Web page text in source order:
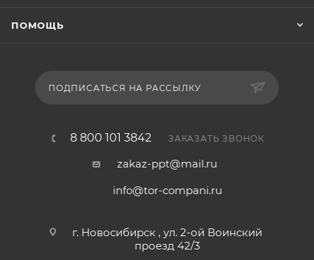
ПОМОЩЬ
ПОДПИСАТЬСЯ НА РАССЫЛКУ
8 800 101 3842 ЗАКАЗАТЬ ЗВОНОК
zakaz-ppt@mail.ru
info@tor-compani.ru
г. Новосибирск , ул. 2-ой Воинский
проезд 42/3